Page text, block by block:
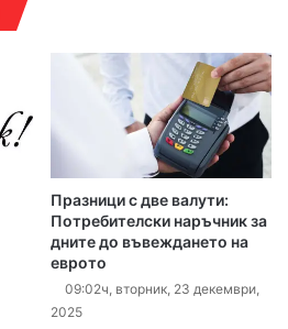
Празници с две валути:
Потребителски наръчник за
дните до въвеждането на
еврото
09:02ч, вторник, 23 декември,
2025